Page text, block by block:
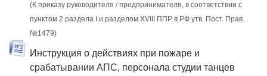
(К приказу руководителя / предпринимателя, в соответствии с
пунктом 2 раздела I и разделом XVIII ППР в РФ утв. Пост. Прав.
№1479)
Инструкция о действиях при пожаре и
срабатывании АПС, персонала студии танцев